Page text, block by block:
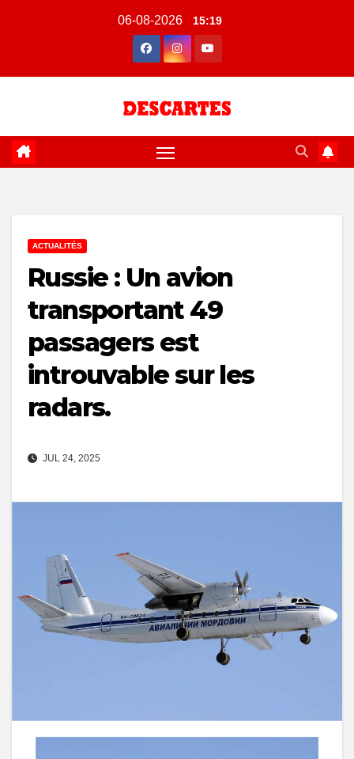
06-08-2026 15:19
ACTUALITÉS
Russie : Un avion
transportant 49
passagers est
introuvable sur les
radars.
JUL 24, 2025